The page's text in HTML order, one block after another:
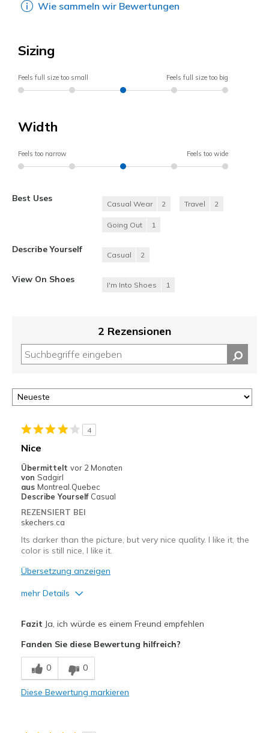
Wie sammeln wir Bewertungen
Sizing
Feels full size too small Feels full size too big
Width
Feels too narrow Feels too wide
Best Uses
Casual Wear 2 Travel 2
Going Out 1
Describe Yourself
Casual 2
View On Shoes
I'm Into Shoes 1
2 Rezensionen
4
Nice
Übermittelt vor 2 Monaten
von Sadgirl
aus Montreal.Quebec
Describe Yourself Casual
REZENSIERT BEI
skechers.ca
Its darker than the picture, but very nice quality. I like it, the
color is still nice, I like it.
Übersetzung anzeigen
mehr Details
Breathe Well
Comfortable
Fazit Ja, ich würde es einem Freund empfehlen
Fanden Sie diese Bewertung hilfreich?
0 0
Diese Bewertung markieren